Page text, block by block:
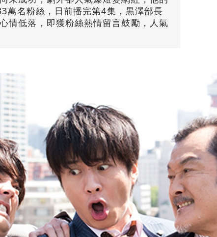
萬名粉絲，日前播完第4集，黒澤部長
情低落，即獲粉絲熱情留言鼓勵，人氣